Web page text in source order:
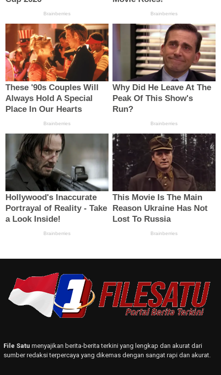
File Satu menyajikan berita-berita terkini yang lengkap dan akurat dari
sumber redaksi terpercaya yang dikemas dengan sangat rapi dan akurat.